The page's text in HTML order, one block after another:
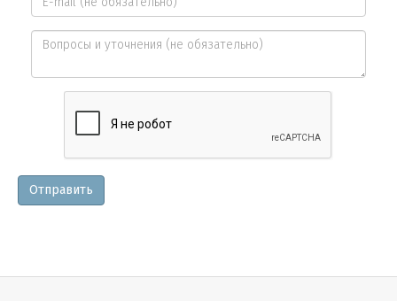
телефон
*
E-
mail
Вопросы
уточнения
Отправить